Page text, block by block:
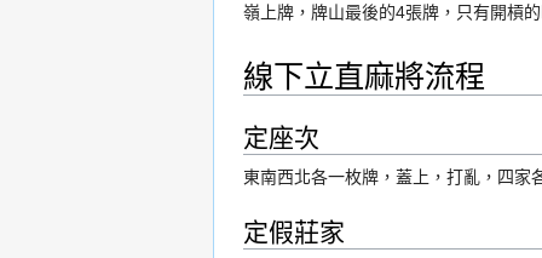
嶺上牌，牌山最後的4張牌，只有開槓
線下立直麻將流程
定座次
東南西北各一枚牌，蓋上，打亂，四家
定假莊家